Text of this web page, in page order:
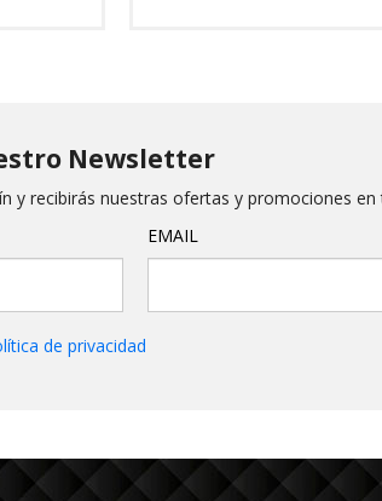
Newsletter
y recibirás nuestras ofertas y promociones en
EMAIL
de privacidad